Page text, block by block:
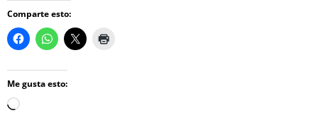
Comparte esto:
Me gusta esto:
Loading…